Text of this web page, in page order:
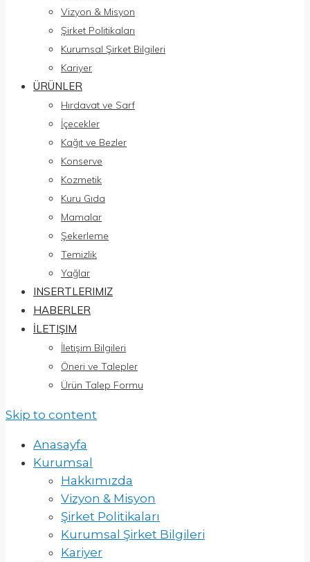
Vizyon & Misyon
Şirket Politikaları
Kurumsal Şirket Bilgileri
Kariyer
ÜRÜNLER
Hırdavat ve Sarf
İçecekler
Kağıt ve Bezler
Konserve
Kozmetik
Kuru Gıda
Mamalar
Şekerleme
Temizlik
Yağlar
INSERTLERIMIZ
HABERLER
İLETIŞIM
İletişim Bilgileri
Öneri ve Talepler
Ürün Talep Formu
Skip to content
Anasayfa
Kurumsal
Hakkımızda
Vizyon & Misyon
Şirket Politikaları
Kurumsal Şirket Bilgileri
Kariyer